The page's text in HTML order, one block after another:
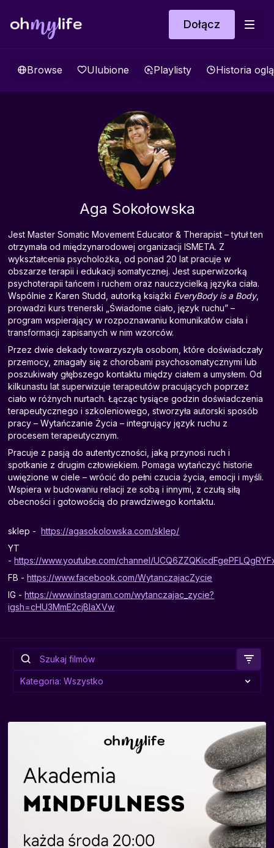
Dołącz
Browse Ulubione Playlisty Historia
Aga Sokołowska
Jest Master Somatic Movement Educator & Therapist – tytuł ten
otrzymała od międzynarodowej organizacji ISMETA. Z
wykształcenia psycholożka, od ponad 20 lat pracuje w
obszarze terapii i edukacji somatycznej. Jest superwizorką
psychoterapii tańcem i ruchem oraz nauczycielką języka ciała.
Wspólnie z Karen Studd, autorką książki EveryBody is a Body,
prowadzi kurs trenerski „Świadome ciało, język ruchu” –
program wspierający w rozpoznawaniu komunikatów ciała i
transformacji zapisanych w nim wzorców.
Przez dwie dekady towarzyszyła osobom, które doświadczały
przemocy, zmagały się z chorobami psychosomatycznymi lub
poszukiwały głębszego kontaktu między ciałem a umysłem. Od
kilkunastu lat superwizuje terapeutów pracujących poprzez
ciało w różnych nurtach. Łącząc tysiące godzin doświadczenia
terapeutycznego i szkoleniowego, stworzyła autorski sposób
pracy – Wytańczanie Życia – integrujący język ruchu z
procesem terapeutycznym.
Pracuje z pasją do autentyczności, jaką przynosi ruch i
spotkanie z drugim człowiekiem. Pomaga wytańczyć historie
uwięzione w ciele – wrócić do pełni czucia życia, emocji i myśli.
Wspiera w budowaniu relacji ze sobą i innymi, z czułą siłą
obecności i gotowością do prawdziwego kontaktu.
sklep -https://agasokolowska.com/sklep/
YT
-https://www.youtube.com/channel/
FB -https://www.facebook.com/WytanczajacZycie
IG -https://www.instagram.com/wytanczajac_zycie?
igsh=cHU3MmE2cjBlaXVw